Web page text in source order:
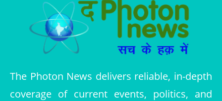
The Photon News delivers reliable, in-depth
coverage of current events, politics, and